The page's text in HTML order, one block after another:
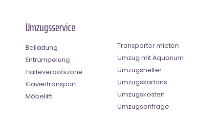
Umzugsservice
Beiladung
Entrümpelung
Halteverbotszone
Klaviertransport
Möbellift
Transporter mieten
Umzug mit Aquarium
Umzugshelfer
Umzugskartons
Umzugskosten
Umzugsanfrage